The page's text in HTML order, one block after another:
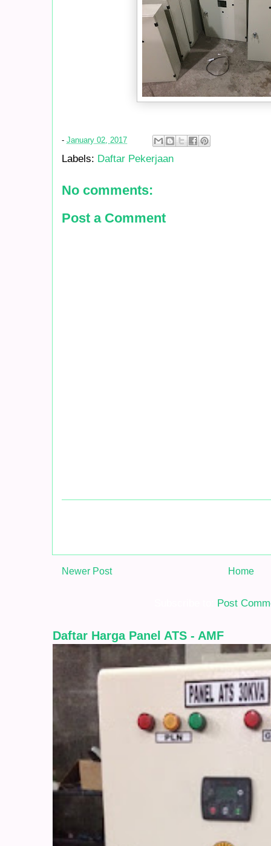
- January 02, 2017
Labels: Daftar Pekerjaan
No comments:
Post a Comment
Newer Post Home
Post
Daftar Harga Panel ATS - AMF